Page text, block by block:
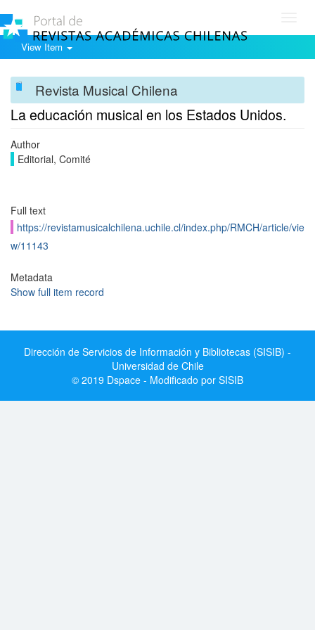
View Item
Revista Musical Chilena
La educación musical en los Estados Unidos.
Author
Editorial, Comité
Full text
https://revistamusicalchilena.uchile.cl/index.php/RMCH/article/vie
w/11143
Metadata
Show full item record
Dirección de Servicios de Información y Bibliotecas (SISIB) -
Universidad de Chile
© 2019 Dspace - Modificado por SISIB